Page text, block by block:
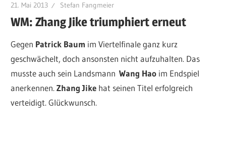
21. Mai 2013 Stefan Fangmeier
WM: Zhang Jike triumphiert erneut
Gegen Patrick Baum im Viertelfinale ganz kurz
geschwächelt, doch ansonsten nicht aufzuhalten. Das
musste auch sein LandsmannWang Hao im Endspiel
anerkennen.Zhang Jike hat seinen Titel erfolgreich
verteidigt. Glückwunsch.